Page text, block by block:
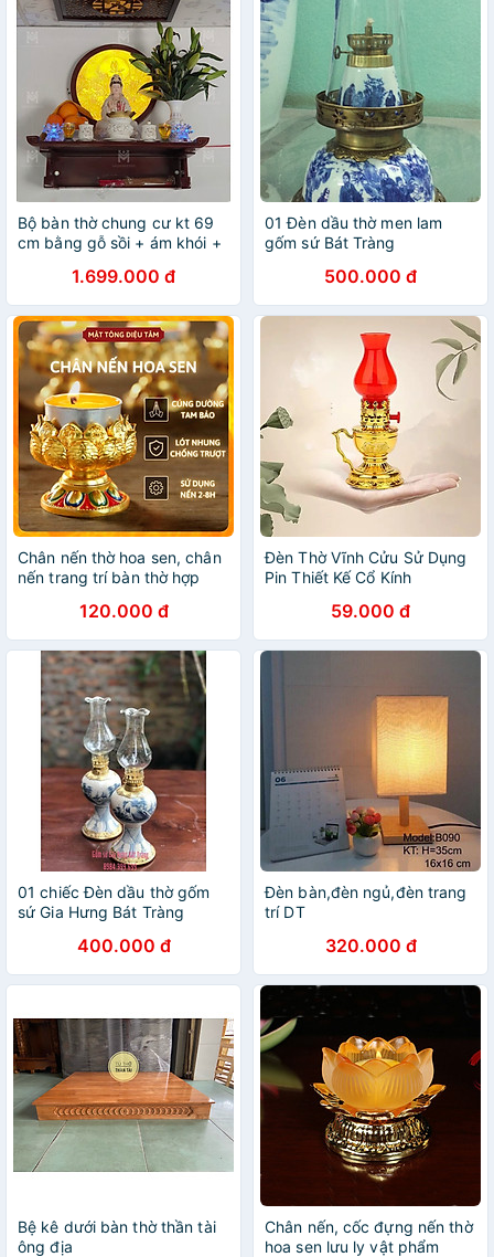
Bộ bàn thờ chung cư kt 69
cm bằng gỗ sồi + ám khói +
1.699.000 đ
01 Đèn dầu thờ men lam
gốm sứ Bát Tràng
500.000 đ
Chân nến thờ hoa sen, chân
nến trang trí bàn thờ hợp
dường tam bảo Diệu Tâm
120.000 đ
Đèn Thờ Vĩnh Cửu Sử Dụng
Pin Thiết Kế Cổ Kính
59.000 đ
01 chiếc Đèn dầu thờ gốm
sứ Gia Hưng Bát Tràng
400.000 đ
Đèn bàn,đèn ngủ,đèn trang
trí DT
320.000 đ
Bệ kê dưới bàn thờ thần tài
ông địa
Chân nến, cốc đựng nến thờ
hoa sen lưu ly vật phẩm